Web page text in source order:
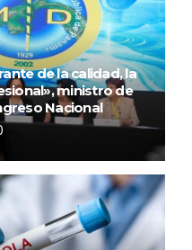
de la calidad, la
ministro de
Nacional